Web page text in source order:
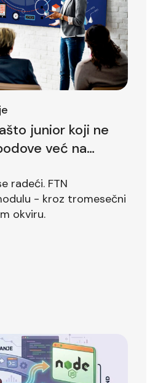
junior koji ne
već na
radeći. FTN
- kroz tromesečni
okviru.